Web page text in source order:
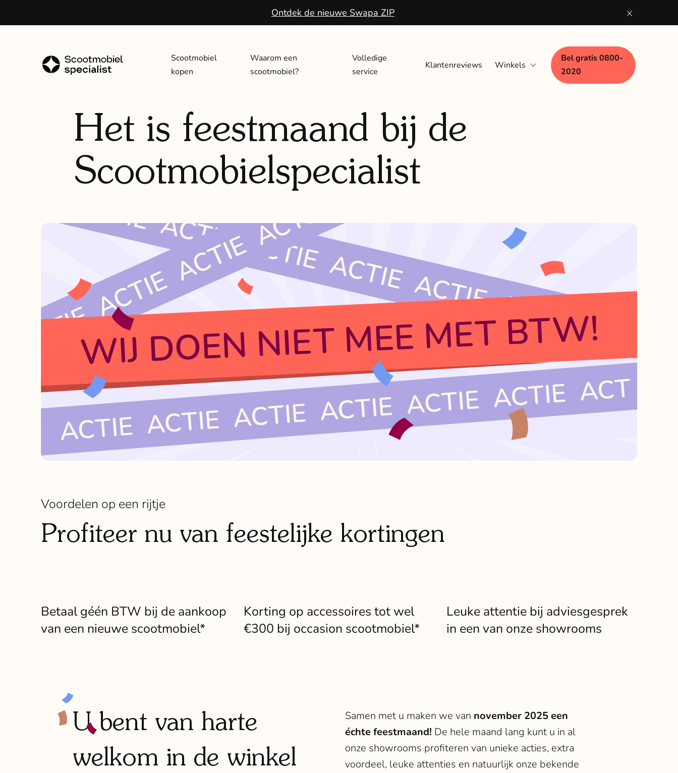
Ontdek de nieuwe Swapa ZIP
Scootmobiel
kopen
Waarom een
scootmobiel?
Volledige
service
Klantenreviews
Winkels
Woerden
Bekijk alle winkels
Bel gratis 0800-
2020
Het is feestmaand bij de
Scootmobielspecialist
Voordelen op een rijtje
Profiteer nu van feestelijke kortingen
Betaal géén BTW bij de aankoop
van een nieuwe scootmobiel*
Korting op accessoires tot wel
€300 bij occasion scootmobiel*
Leuke attentie bij adviesgesprek
in een van onze showrooms
U bent van harte
welkom in de winkel
Samen met u maken we van november 2025 een
échte feestmaand! De hele maand lang kunt u in al
onze showrooms profiteren van unieke acties, extra
voordeel, leuke attenties en natuurlijk onze bekende